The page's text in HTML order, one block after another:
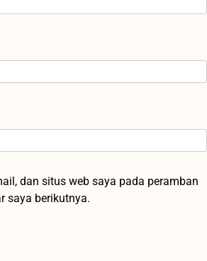
dan situs web saya pada peramban
saya berikutnya.